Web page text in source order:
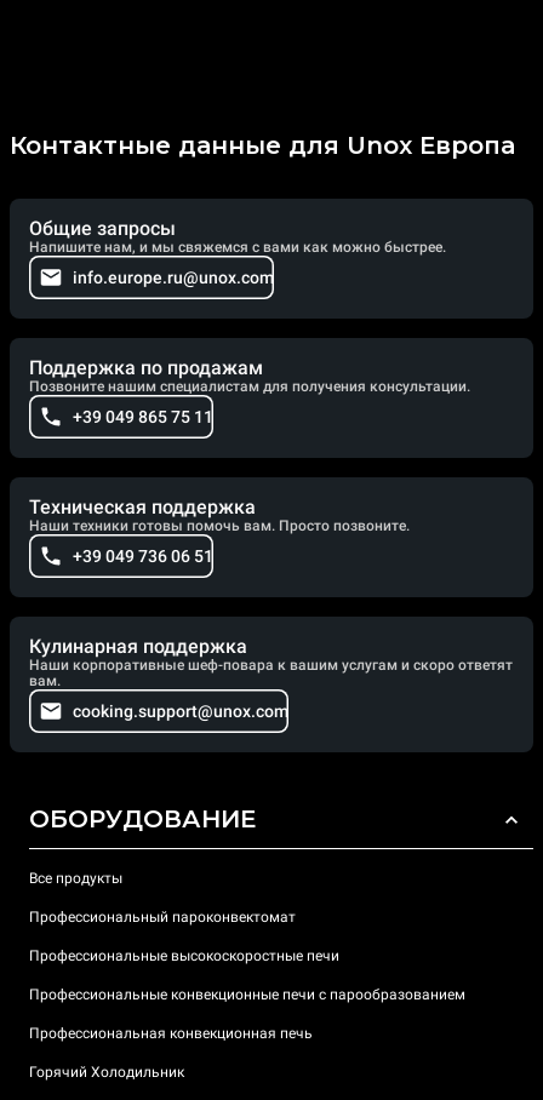
Контактные данные для Unox Европа
Общие запросы
Напишите нам, и мы свяжемся с вами как можно быстрее.
info.europe.ru@unox.com
Поддержка по продажам
Позвоните нашим специалистам для получения консультации.
+39 049 865 75 11
Техническая поддержка
Наши техники готовы помочь вам. Просто позвоните.
+39 049 736 06 51
Кулинарная поддержка
Наши корпоративные шеф-повара к вашим услугам и скоро ответят
вам.
cooking.support@unox.com
ОБОРУДОВАНИЕ
Все продукты
Профессиональный пароконвектомат
Профессиональные высокоскоростные печи
Профессиональные конвекционные печи с парообразованием
Профессиональная конвекционная печь
Горячий Холодильник